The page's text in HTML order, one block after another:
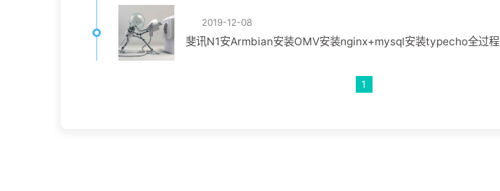
2019-12-08
斐讯N1安Armbian安装OMV安装nginx+mysql安装typecho全过程
1